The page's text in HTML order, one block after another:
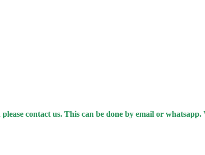
contact us. This can be done by email or whatsapp.